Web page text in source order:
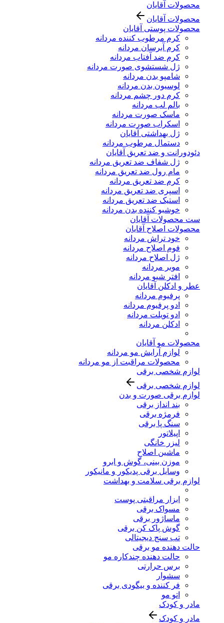
محصولات آقایان
محصولات آقایان
محصولات پوستی آقایان
کرم مرطوب کننده مردانه
کرم آبرسان مردانه
کرم ضد آفتاب مردانه
ژل شستشوی صورت مردانه
شامپو بدن مردانه
لوسیون بدن مردانه
کرم دور چشم مردانه
بالم لب مردانه
ماسک صورت مردانه
اسکراب صورت مردانه
ژل بهداشتی آقایان
دستمال مرطوب مردانه
دئودورانت و ضد تعریق آقایان
ژل شفاف ضد تعریق مردانه
مام رول ضد تعریق مردانه
کرم ضد تعریق مردانه
اسپری ضد تعریق مردانه
استیک ضد تعریق مردانه
خوشبو کننده بدن مردانه
ست محصولات آقایان
محصولات اصلاح آقایان
خود تراش مردانه
فوم اصلاح مردانه
ژل اصلاح مردانه
موبر مردانه
افتر شیو مردانه
عطر و ادکلن آقایان
پرفیوم مردانه
ادو پرفیوم مردانه
ادو تویلت مردانه
ادکلن مردانه
محصولات مو آقایان
لوازم آرایش مو مردانه
محصولات مراقبت از مو مردانه
لوازم شخصی برقی
لوازم شخصی برقی
لوازم برقی صورت و بدن
بند انداز برقی
فرمژه برقی
سنگ پا برقی
اپیلاتور
لیزر خانگی
ماشین اصلاح
موزن بینی، گوش و ابرو
وسایل برقی پدیکور و مانیکور
لوازم برقی سلامت و بهداشت
ابزار مراقبتی پوست
مسواک برقی
ماساژور برقی
گوش پاک کن برقی
تب سنج دیجیتالی
حالت دهنده مو برقی
حالت دهنده چندکاره مو
برس حرارتی
سشوار
فر کننده و بیگودی برقی
اتو مو
مادر و کودک
مادر و کودک